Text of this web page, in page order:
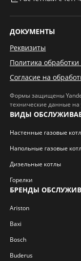
ДОКУМЕНТЫ
Реквизиты
Политика
Согласие на
Формы защищены
технические данные на
ВИДЫ
Настенные газовые
Напольные газовые
Дизельные котлы
Горелки
БРЕНДЫ
Ariston
Baxi
Bosch
Buderus